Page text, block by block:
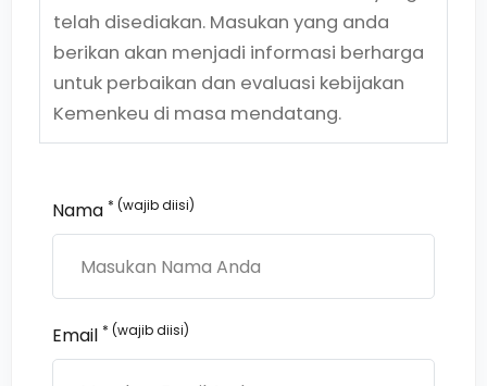
telah disediakan. Masukan yang anda
berikan akan menjadi informasi berharga
untuk perbaikan dan evaluasi kebijakan
Kemenkeu di masa mendatang.
Nama * (wajib diisi)
Email * (wajib diisi)